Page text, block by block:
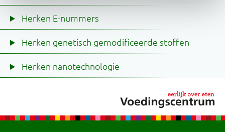
Herken E-nummers
Herken genetisch gemodificeerde stoffen
Herken nanotechnologie